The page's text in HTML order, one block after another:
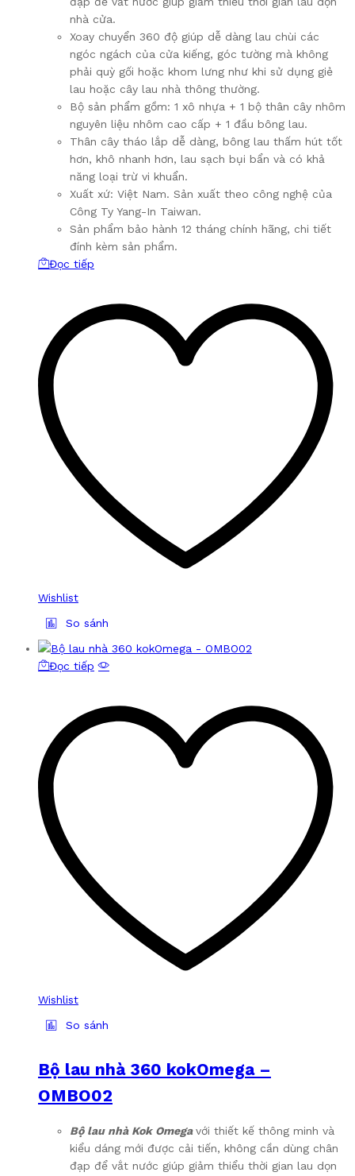
nhà cửa.
Xoay chuyển 360 độ giúp dễ dàng lau chùi các
ngóc ngách của cửa kiếng, góc tường mà không
phải quỳ gối hoặc khom lưng như khi sử dụng giẻ
lau hoặc cây lau nhà thông thường.
Bộ sản phẩm gồm: 1 xô nhựa + 1 bộ thân cây nhôm
nguyên liệu nhôm cao cấp + 1 đầu bông lau.
Thân cây tháo lắp dễ dàng, bông lau thấm hút tốt
hơn, khô nhanh hơn, lau sạch bụi bẩn và có khả
năng loại trừ vi khuẩn.
Xuất xứ: Việt Nam. Sản xuất theo công nghệ của
Công Ty Yang-In Taiwan.
Sản phẩm bảo hành 12 tháng chính hãng, chi tiết
đính kèm sản phẩm.
Đọc tiếp
Wishlist
So sánh
Đọc tiếp
Wishlist
So sánh
Bộ lau nhà 360 kokOmega –
OMBO02
Bộ lau nhà Kok Omegavới thiết kế thông minh và
kiểu dáng mới được cải tiến, không cần dùng chân
đạp để vắt nước giúp giảm thiểu thời gian lau dọn